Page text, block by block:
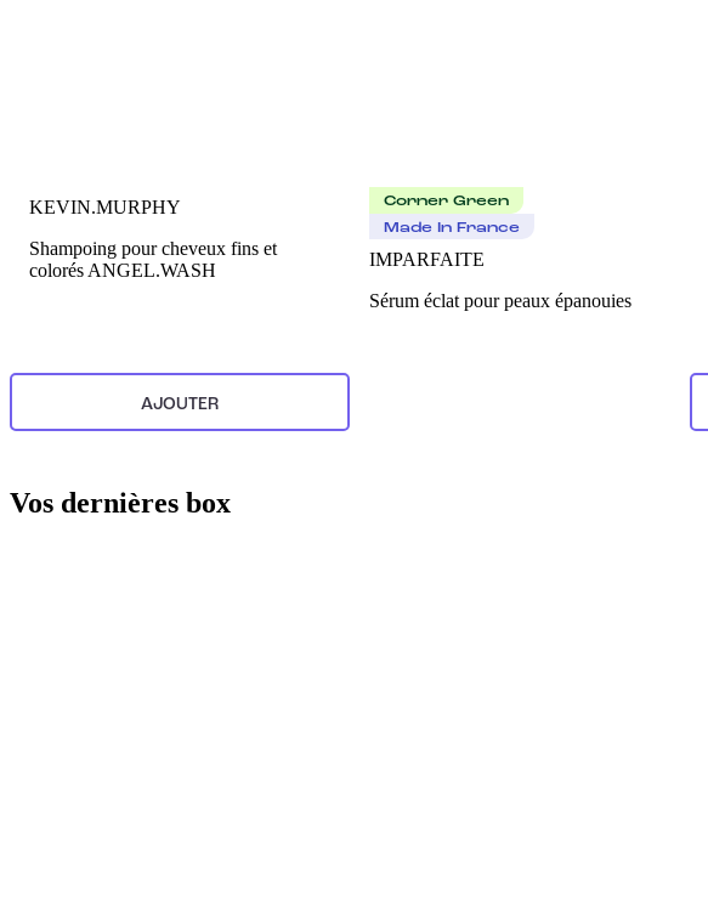
KEVIN.MURPHY
Shampoing pour cheveux fins et
colorés ANGEL.WASH
AJOUTER
Corner Green
Made In France
IMPARFAITE
Sérum éclat pour peaux épanouies
Vos dernières box